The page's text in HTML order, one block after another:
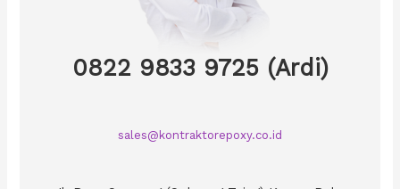
0822 9833 9725 (Ardi)
sales@kontraktorepoxy.co.id